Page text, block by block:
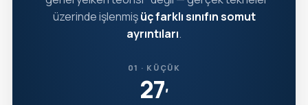
üzerinde işlenmişüç farklı sınıfın somut
ayrıntıları.
01 · KÜÇÜK
27′